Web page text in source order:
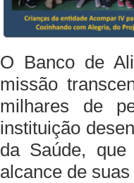
O Banco de
missão
milhares de
instituição
da Saúde,
alcance de